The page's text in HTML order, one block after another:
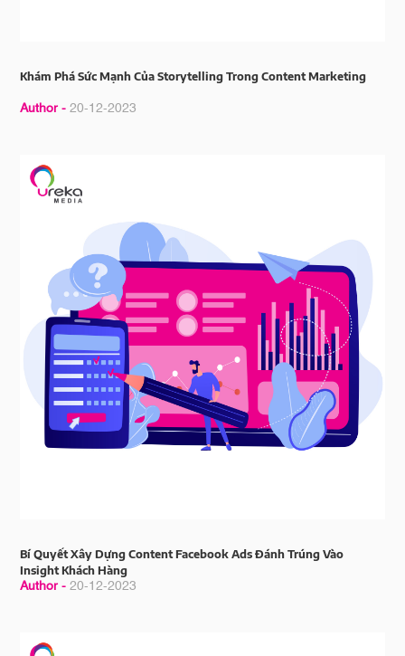
Khám Phá Sức Mạnh Của Storytelling Trong Content Marketing
Author -20-12-2023
Bí Quyết Xây Dựng Content Facebook Ads Đánh Trúng Vào
Insight Khách Hàng
Author -20-12-2023